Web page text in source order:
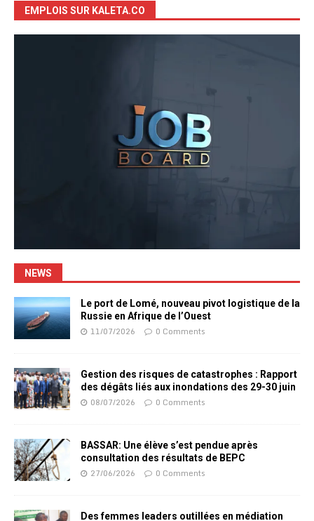
EMPLOIS SUR KALETA.CO
NEWS
Le port de Lomé, nouveau pivot logistique de la
Russie en Afrique de l’Ouest
11/07/2026 0 Comments
Gestion des risques de catastrophes : Rapport
des dégâts liés aux inondations des 29-30 juin
08/07/2026 0 Comments
BASSAR: Une élève s’est pendue après
consultation des résultats de BEPC
27/06/2026 0 Comments
Des femmes leaders outillées en médiation